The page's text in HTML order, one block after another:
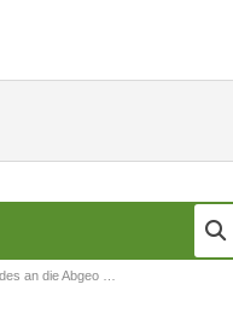
an die Abgeo …